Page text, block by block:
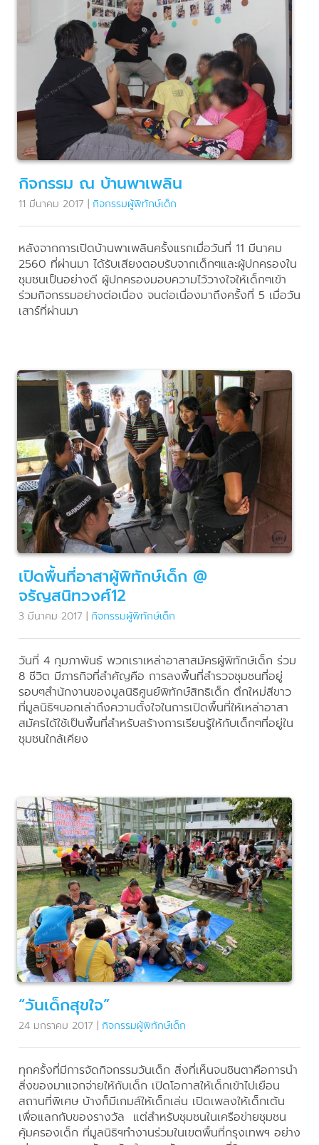
กิจกรรม ณ บ้านพาเพลิน
11 มีนาคม 2017 | กิจกรรมผู้พิทักษ์เด็ก
หลังจากการเปิดบ้านพาเพลินครั้งแรกเมื่อวันที่ 11 มีนาคม
2560 ที่ผ่านมา ได้รับเสียงตอบรับจากเด็กๆและผู้ปกครองใน
ชุมชนเป็นอย่างดี ผู้ปกครองมอบความไว้วางใจให้เด็กๆเข้า
ร่วมกิจกรรมอย่างต่อเนื่อง จนต่อเนื่องมาถึงครั้งที่ 5 เมื่อวัน
เสาร์ที่ผ่านมา
เปิดพื้นที่อาสาผู้พิทักษ์เด็ก @
จรัญสนิทวงศ์12
3 มีนาคม 2017 | กิจกรรมผู้พิทักษ์เด็ก
วันที่ 4 กุมภาพันธ์ พวกเราเหล่าอาสาสมัครผู้พิทักษ์เด็ก ร่วม
8 ชีวิต มีภารกิจที่สำคัญคือ การลงพื้นที่สำรวจชุมชนที่อยู่
รอบๆสำนักงานของมูลนิธิศูนย์พิทักษ์สิทธิเด็ก ตึกใหม่สีขาว
ที่มูลนิธิฯบอกเล่าถึงความตั้งใจในการเปิดพื้นที่ให้เหล่าอาสา
สมัครได้ใช้เป็นพื้นที่สำหรับสร้างการเรียนรู้ให้กับเด็กๆที่อยู่ใน
ชุมชนใกล้เคียง
“วันเด็กสุขใจ”
24 มกราคม 2017 | กิจกรรมผู้พิทักษ์เด็ก
ทุกครั้งที่มีการจัดกิจกรรมวันเด็ก สิ่งที่เห็นจนชินตาคือการนำ
สิ่งของมาแจกจ่ายให้กับเด็ก เปิดโอกาสให้เด็กเข้าไปเยือน
สถานที่พิเศษ บ้างก็มีเกมส์ให้เด็กเล่น เปิดเพลงให้เด็กเต้น
เพื่อแลกกับของรางวัล แต่สำหรับชุมชนในเครือข่ายชุมชน
คุ้มครองเด็ก ที่มูลนิธิฯทำงานร่วมในเขตพื้นที่กรุงเทพฯ อย่าง